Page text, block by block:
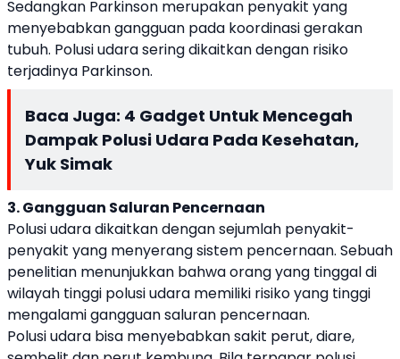
Sedangkan Parkinson merupakan penyakit yang
menyebabkan gangguan pada koordinasi gerakan
tubuh. Polusi udara sering dikaitkan dengan risiko
terjadinya Parkinson.
Baca Juga: 4 Gadget Untuk Mencegah
Dampak Polusi Udara Pada Kesehatan,
Yuk Simak
3. Gangguan Saluran Pencernaan
Polusi udara dikaitkan dengan sejumlah penyakit-
penyakit yang menyerang sistem pencernaan. Sebuah
penelitian menunjukkan bahwa orang yang tinggal di
wilayah tinggi polusi udara memiliki risiko yang tinggi
mengalami gangguan saluran pencernaan.
Polusi udara bisa menyebabkan sakit perut, diare,